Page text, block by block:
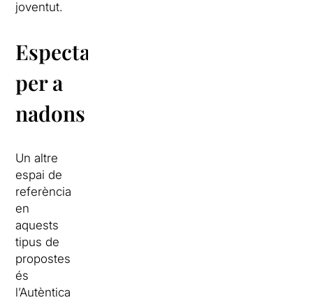
joventut.
Espectacles
per a
nadons
Un altre
espai de
referència
en
aquests
tipus de
propostes
és
l’Autèntica